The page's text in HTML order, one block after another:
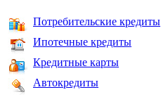
Потребительские кредиты
Ипотечные кредиты
Кредитные карты
Автокредиты